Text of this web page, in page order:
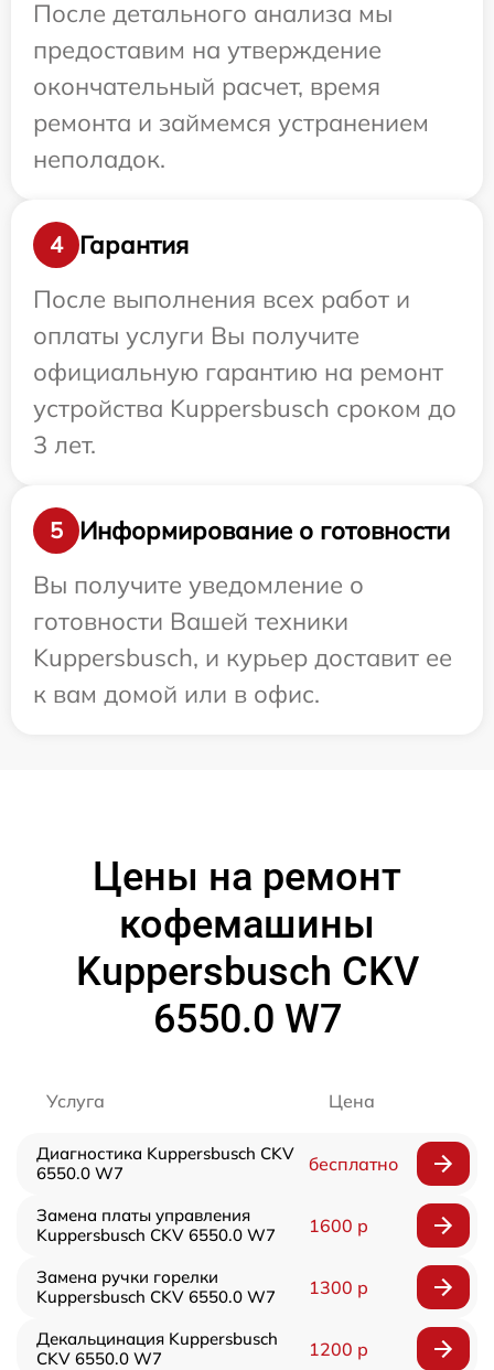
После детального анализа мы
предоставим на утверждение
окончательный расчет, время
ремонта и займемся устранением
неполадок.
4
Гарантия
После выполнения всех работ и
оплаты услуги Вы получите
официальную гарантию на ремонт
устройства Kuppersbusch сроком до
3 лет.
5
Информирование о готовности
Вы получите уведомление о
готовности Вашей техники
Kuppersbusch, и курьер доставит ее
к вам домой или в офис.
Цены на ремонт
кофемашины
Kuppersbusch CKV
6550.0 W7
Услуга Цена
Диагностика Kuppersbusch CKV
6550.0 W7
бесплатно
Замена платы управления
Kuppersbusch CKV 6550.0 W7
1600 р
Замена ручки горелки
Kuppersbusch CKV 6550.0 W7
1300 р
Декальцинация Kuppersbusch
CKV 6550.0 W7
1200 р